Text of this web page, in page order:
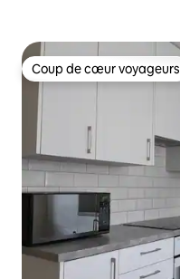
Coup de cœur voyageurs
Coup de cœur voyageurs